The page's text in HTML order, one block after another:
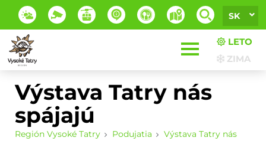
SK
LETO
ZIMA
Výstava Tatry nás
spájajú
Región Vysoké Tatry Podujatia
Výstava Tatry nás